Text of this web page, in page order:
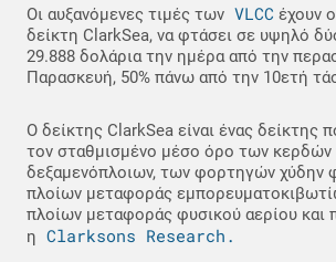
Οι αυξανόμενες τιμές των VLCC έχουν
δείκτη ClarkSea, να φτάσει σε υψηλό
29.888 δολάρια την ημέρα από την
Παρασκευή, 50% πάνω από την 10ετή
Ο δείκτης ClarkSea είναι ένας δείκτης
τον σταθμισμένο μέσο όρο των
δεξαμενόπλοιων, των φορτηγών χύδην
πλοίων μεταφοράς
πλοίων μεταφοράς φυσικού αερίου και
η Clarksons Research.